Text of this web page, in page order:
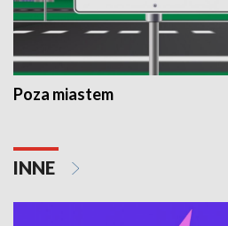
Poza miastem
INNE